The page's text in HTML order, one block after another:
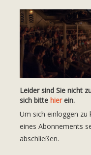
Leider sind Sie nicht
sich bitte hierein.
Um sich einloggen zu
eines Abonnements
abschließen.